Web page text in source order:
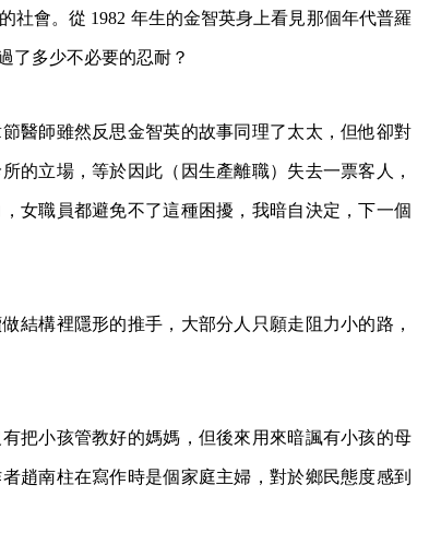
社會。從 1982 年生的金智英身上看見那個年代普羅
了多少不必要的忍耐？
醫師雖然反思金智英的故事同理了太太，但他卻對
的立場，等於因此（因生產離職）失去一票客人，
女職員都避免不了這種困擾，我暗自決定，下一個
結構裡隱形的推手，大部分人只願走阻力小的路，
把小孩管教好的媽媽，但後來用來暗諷有小孩的母
趙南柱在寫作時是個家庭主婦，對於鄉民態度感到